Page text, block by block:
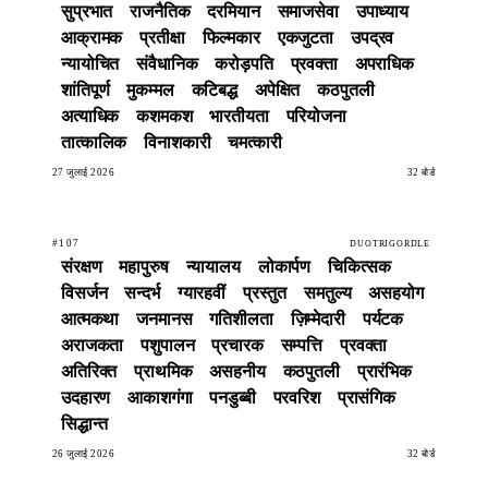
सुप्रभात
राजनैतिक दरमियान समाजसेवा
उपाध्याय
आक्रामक
प्रतीक्षा फिल्मकार एकजुटता
उपद्रव
न्यायोचित
संवैधानिक करोड़पति प्रवक्ता
अपराधिक
शांतिपूर्ण
मुकम्मल कटिबद्ध अपेक्षित
कठपुतली
अत्याधिक
कशमकश भारतीयता
परियोजना
तात्कालिक
विनाशकारी चमत्कारी
27 जुलाई 2026 32 बोर्ड
#107 DUOTRIGORDLE
संरक्षण महापुरुष न्यायालय लोकार्पण
चिकित्सक
विसर्जन
सन्दर्भ ग्यारहवीं प्रस्तुत समतुल्य
असहयोग
आत्मकथा
जनमानस गतिशीलता ज़िम्मेदारी
पर्यटक
अराजकता
पशुपालन प्रचारक सम्पत्ति
प्रवक्ता
अतिरिक्त
प्राथमिक असहनीय कठपुतली
प्रारंभिक
उदहारण
आकाशगंगा पनडुब्बी परवरिश
प्रासंगिक
सिद्धान्त
26 जुलाई 2026 32 बोर्ड